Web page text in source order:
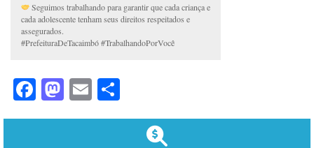
Seguimos trabalhando para garantir que cada criança e
cada adolescente tenham seus direitos respeitados e
assegurados.
#PrefeituraDeTacaimbó #TrabalhandoPorVocê
Facebook
Mastodon
Email